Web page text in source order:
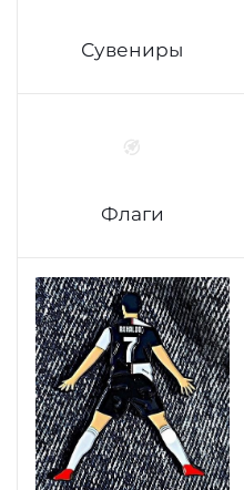
Сувениры
Флаги